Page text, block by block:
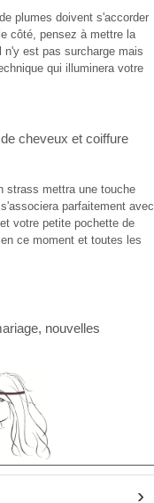
plumes doivent s'accorder
côté, pensez à mettre la
est pas surcharge mais
qui illuminera votre
cheveux et coiffure
strass mettra une touche
parfaitement avec
votre petite pochette de
ce moment et toutes les
, nouvelles